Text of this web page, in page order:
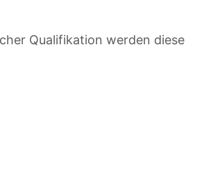
Qualifikation werden diese